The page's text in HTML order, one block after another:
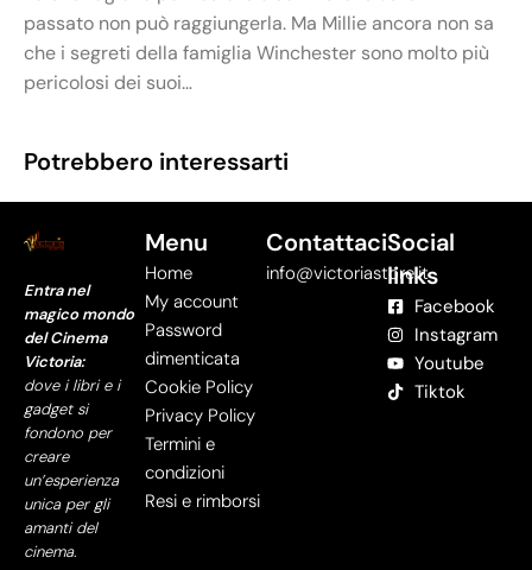
passato non può raggiungerla. Ma Millie ancora non sa
che i segreti della famiglia Winchester sono molto più
pericolosi dei suoi…
Potrebbero interessarti
Entra nel
magico mondo
del Cinema
Victoria:
dove i libri e i
gadget si
fondono per
creare
un’esperienza
unica per gli
amanti del
cinema.
Menu
Home
My account
Password
dimenticata
Cookie Policy
Privacy Policy
Termini e
condizioni
Resi e rimborsi
Contattaci
info@victoriastore.it
Social
links
Facebook
Instagram
Youtube
Tiktok